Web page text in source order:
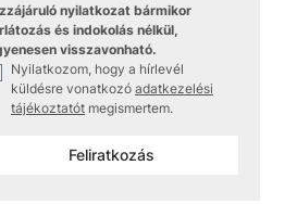
nyilatkozat bármikor
és indokolás nélkül,
visszavonható.
Nyilatkozom, hogy a hírlevél
küldésre vonatkozó adatkezelési
tájékoztatót megismertem.
Feliratkozás